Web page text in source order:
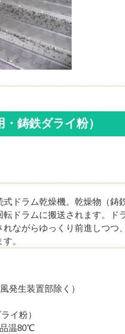
鋳鉄ダライ粉）
ドラム乾燥機。乾燥物（鋳
ドラムに搬送されます。ド
れながらゆっくり前進しつつ
。
発生装置部除く）
イ粉）
温80℃